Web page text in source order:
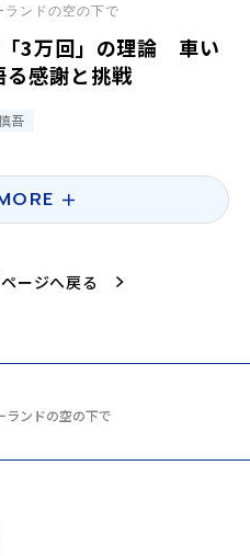
3万回」の理論 車い
る感謝と挑戦
ランドの空の下で
吾
ージへ戻る
ランドの空の下で